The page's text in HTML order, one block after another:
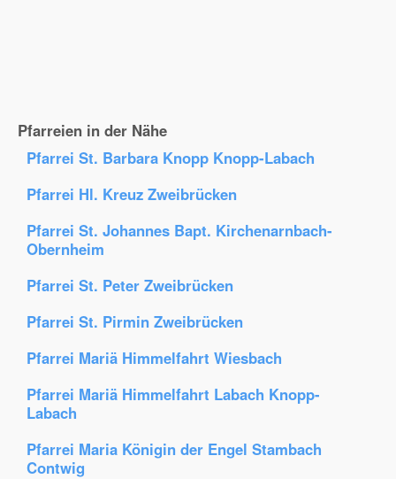
Pfarreien in der Nähe
Pfarrei St. Barbara Knopp Knopp-Labach
Pfarrei Hl. Kreuz Zweibrücken
Pfarrei St. Johannes Bapt. Kirchenarnbach-
Obernheim
Pfarrei St. Peter Zweibrücken
Pfarrei St. Pirmin Zweibrücken
Pfarrei Mariä Himmelfahrt Wiesbach
Pfarrei Mariä Himmelfahrt Labach Knopp-
Labach
Pfarrei Maria Königin der Engel Stambach
Contwig